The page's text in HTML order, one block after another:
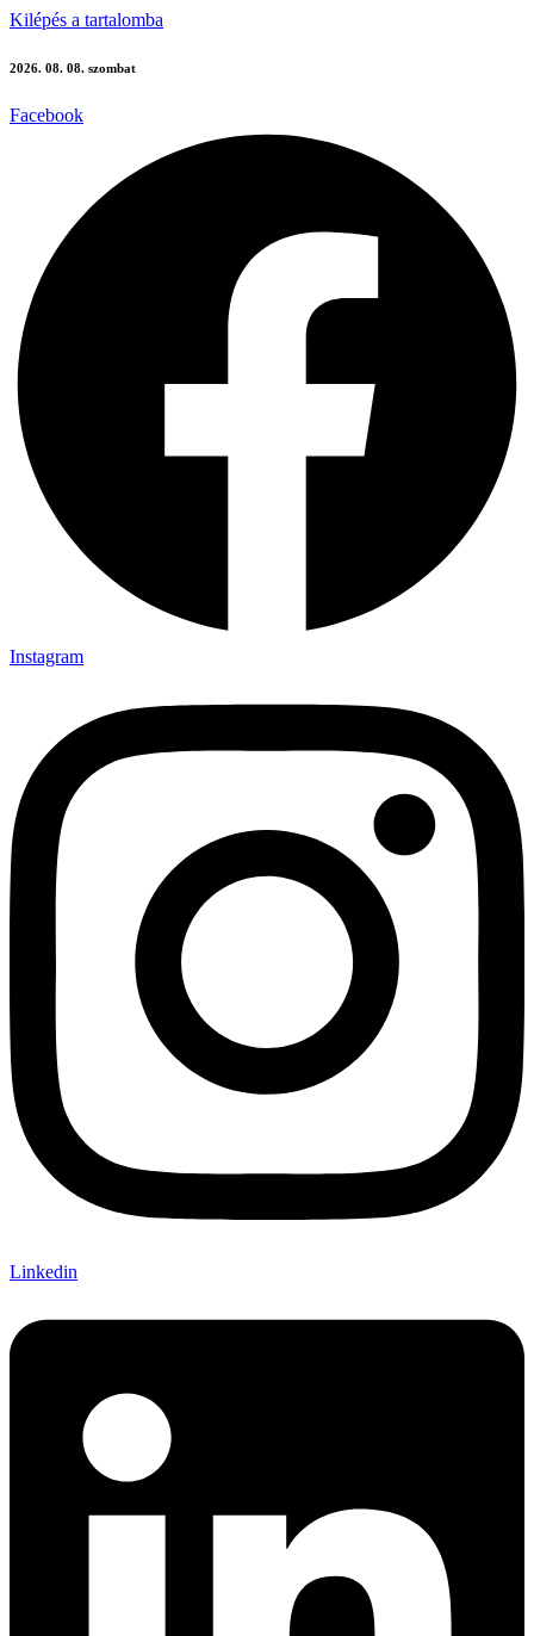
Kilépés a tartalomba
2026. 08. 08. szombat
Facebook
Instagram
Linkedin